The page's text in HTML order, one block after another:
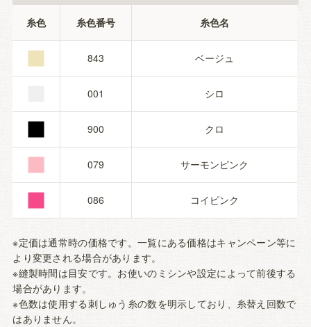
糸色 糸色番号 糸色名
■ 843 ベージュ
■ 001 シロ
■ 900 クロ
■ 079 サーモンピンク
■ 086 コイピンク
※定価は通常時の価格です。一覧にある価格はキャンペーン等に
より変更される場合があります。
※縫製時間は目安です。お使いのミシンや設定によって前後する
場合があります。
※色数は使用する刺しゅう糸の数を明示しており、糸替え回数で
はありません。